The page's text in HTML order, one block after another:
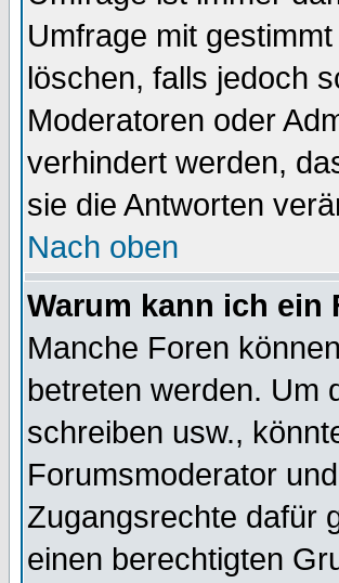
Umfrage mit
löschen, falls jedoch
Moderatoren oder
verhindert werden,
sie die Antworten
Nach oben
Warum kann ich
Manche Foren
betreten werden. Um
schreiben usw.,
Forumsmoderator
Zugangsrechte dafür
einen berechtigten